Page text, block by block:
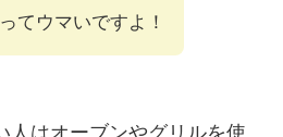
てウマいですよ！
人はオーブンやグリルを使